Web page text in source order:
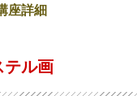
座詳細
テル画